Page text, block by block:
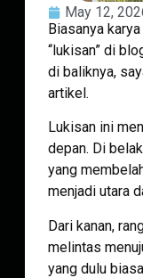
May 12,
Biasanya
“lukisan” di
di baliknya,
artikel.
Lukisan ini
depan. Di
yang
menjadi utara
Dari kanan,
melintas
yang dulu